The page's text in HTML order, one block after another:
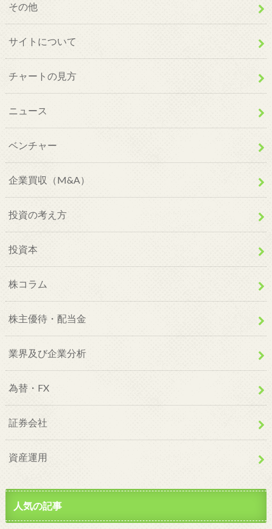
その他
サイトについて
チャートの見方
ニュース
ベンチャー
企業買収（M&A）
投資の考え方
投資本
株コラム
株主優待・配当金
業界及び企業分析
為替・FX
証券会社
資産運用
人気の記事